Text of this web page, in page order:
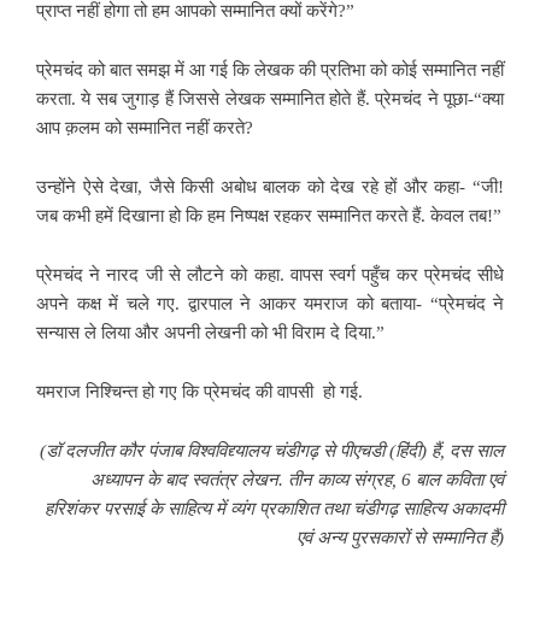
प्राप्त नहीं होगा तो हम आपको सम्मानित क्यों करेंगे?”
प्रेमचंद को बात समझ में आ गई कि लेखक की प्रतिभा को कोई सम्मानित नहीं
करता. ये सब जुगाड़ हैं जिससे लेखक सम्मानित होते हैं. प्रेमचंद ने पूछा-“क्या
आप क़लम को सम्मानित नहीं करते?
उन्होंने ऐसे देखा, जैसे किसी अबोध बालक को देख रहे हों और कहा- “जी!
जब कभी हमें दिखाना हो कि हम निष्पक्ष रहकर सम्मानित करते हैं. केवल तब!”
प्रेमचंद ने नारद जी से लौटने को कहा. वापस स्वर्ग पहुँच कर प्रेमचंद सीधे
अपने कक्ष में चले गए. द्वारपाल ने आकर यमराज को बताया- “प्रेमचंद ने
सन्यास ले लिया और अपनी लेखनी को भी विराम दे दिया.”
यमराज निश्चिन्त हो गए कि प्रेमचंद की वापसी हो गई.
(डॉ दलजीत कौर पंजाब विश्वविद्द्यालय चंडीगढ़ से पीएचडी (हिंदी) हैं, दस साल
अध्यापन के बाद स्वतंत्र लेखन. तीन काव्‍य संग्रह, 6 बाल कविता एवं
हरिशंकर परसाई के साहित्य में व्यंग प्रकाशित तथा चंडीगढ़ साहित्य अकादमी
एवं अन्‍य पुरसकारों से सम्मानित हैं)